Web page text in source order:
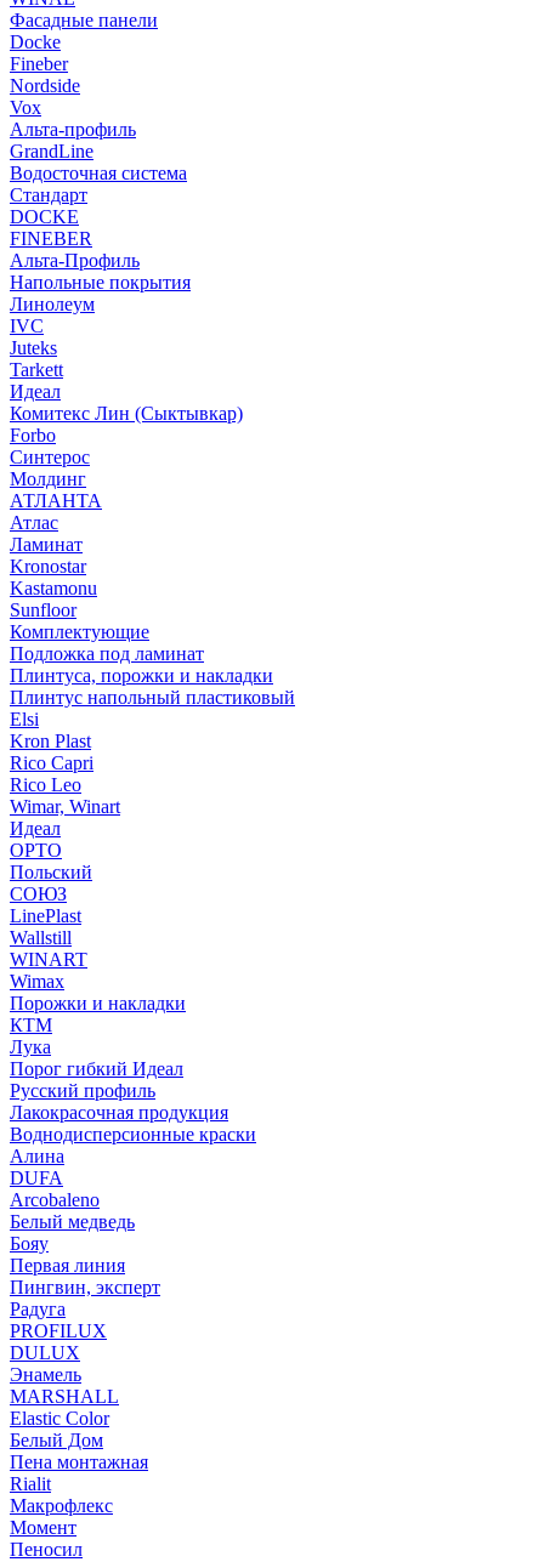
Фасадные панели
Docke
Fineber
Nordside
Vox
Альта-профиль
GrandLine
Водосточная система
Стандарт
DOCKE
FINEBER
Альта-Профиль
Напольные покрытия
Линолеум
IVC
Juteks
Tarkett
Идеал
Комитекс Лин (Сыктывкар)
Forbo
Синтерос
Молдинг
АТЛАНТА
Атлас
Ламинат
Kronostar
Kastamonu
Sunfloor
Комплектующие
Подложка под ламинат
Плинтуса, порожки и накладки
Плинтус напольный пластиковый
Elsi
Kron Plast
Rico Capri
Rico Leo
Wimar, Winart
Идеал
ОРТО
Польский
СОЮЗ
LinePlast
Wallstill
WINART
Wimax
Порожки и накладки
КТМ
Лука
Порог гибкий Идеал
Русский профиль
Лакокрасочная продукция
Воднодисперсионные краски
Алина
DUFA
Arcobaleno
Белый медведь
Бояу
Первая линия
Пингвин, эксперт
Радуга
PROFILUX
DULUX
Энамель
MARSHALL
Elastic Color
Белый Дом
Пена монтажная
Rialit
Макрофлекс
Момент
Пеносил